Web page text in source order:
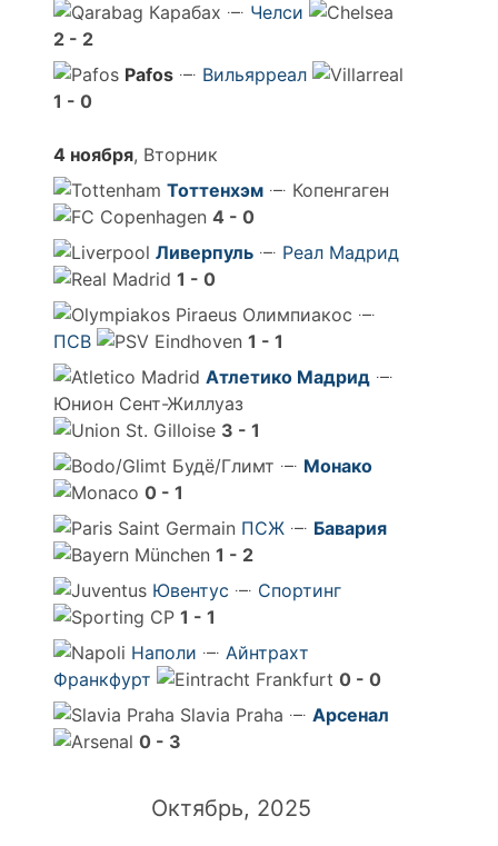
Карабах
Челси
2 - 2
Pafos
Вильярреал
1 - 0
4 ноября, Вторник
Тоттенхэм
Копенгаген
4 - 0
Ливерпуль
Реал Мадрид
1 - 0
Олимпиакос
ПСВ
1 - 1
Атлетико Мадрид
Юнион Сент-Жиллуаз
3 - 1
Будё/Глимт
Монако
0 - 1
ПСЖ
Бавария
1 - 2
Ювентус
Спортинг
1 - 1
Наполи
Айнтрахт
Франкфурт
0 - 0
Slavia Praha
Арсенал
0 - 3
Октябрь, 2025